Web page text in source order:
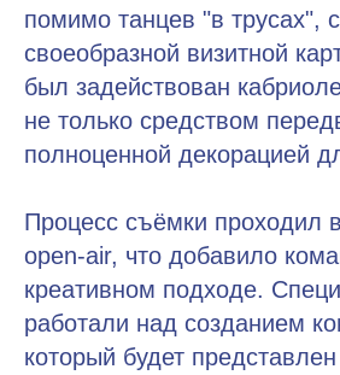
помимо танцев "в трусах",
своеобразной визитной
был задействован
не только средством
полноценной декорацией
Процесс съёмки проходил
open-air, что добавило
креативном подходе.
работали над созданием
который будет